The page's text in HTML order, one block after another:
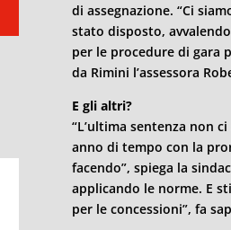
di assegnazione. “Ci
stato disposto,
per le procedure di gara
da Rimini l’assessora
E gli altri?
“L’ultima sentenza non
anno di tempo con la
facendo”, spiega la
applicando le norme. E
per le concessioni”, fa